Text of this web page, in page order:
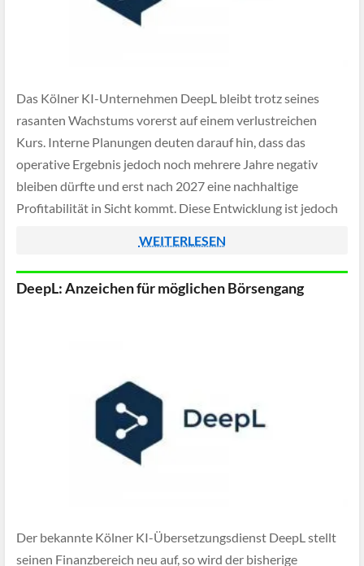
Das Kölner KI-Unternehmen DeepL bleibt trotz seines
rasanten Wachstums vorerst auf einem verlustreichen
Kurs. Interne Planungen deuten darauf hin, dass das
operative Ergebnis jedoch noch mehrere Jahre negativ
bleiben dürfte und erst nach 2027 eine nachhaltige
Profitabilität in Sicht kommt. Diese Entwicklung ist jedoch
spiegelt eine bewusste […]
WEITERLESEN
DeepL: Anzeichen für möglichen Börsengang
Der bekannte Kölner KI-Übersetzungsdienst DeepL stellt
seinen Finanzbereich neu auf, so wird der bisherige